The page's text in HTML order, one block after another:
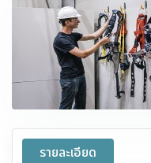
รายละเอียด